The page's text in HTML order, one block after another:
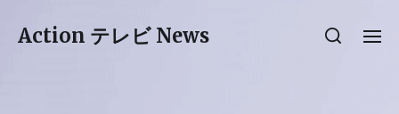
Action テレビ News